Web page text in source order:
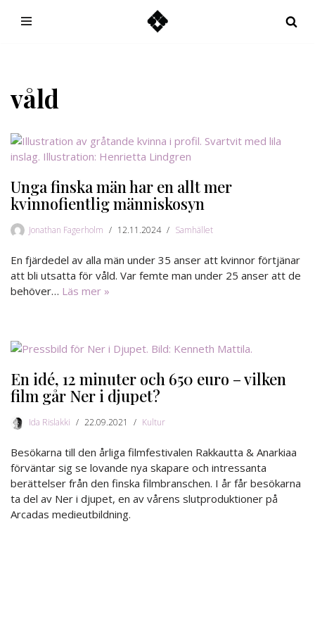
våld
Unga finska män har en allt mer
kvinnofientlig människosyn
Jonathan Fagerholm 12.11.2024 Samhället
En fjärdedel av alla män under 35 anser att kvinnor förtjänar
att bli utsatta för våld. Var femte man under 25 anser att de
behöver… Läs mer »
En idé, 12 minuter och 650 euro – vilken
film går Ner i djupet?
Ida Rislakki 22.09.2021 Kultur
Besökarna till den årliga filmfestivalen Rakkautta & Anarkiaa
förväntar sig se lovande nya skapare och intressanta
berättelser från den finska filmbranschen. I år får besökarna
ta del av Ner i djupet, en av vårens slutproduktioner på
Arcadas medieutbildning.